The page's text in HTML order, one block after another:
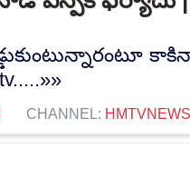
CHANNEL: HMTVNEWS